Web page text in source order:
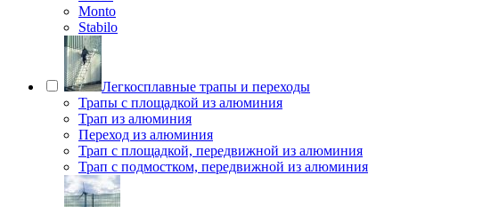
Monto
Stabilo
Легкосплавные трапы и переходы
Трапы с площадкой из алюминия
Трап из алюминия
Переход из алюминия
Трап с площадкой, передвижной из алюминия
Трап с подмостком, передвижной из алюминия